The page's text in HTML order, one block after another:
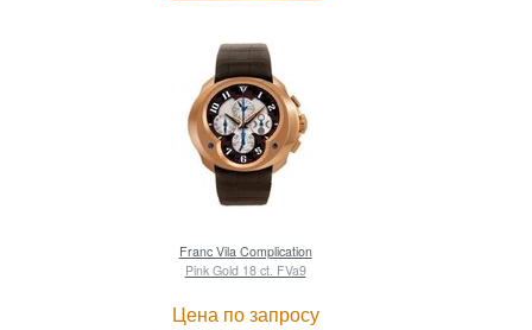
Franc Vila Complication
Pink Gold 18 ct. FVa9
Цена по запросу